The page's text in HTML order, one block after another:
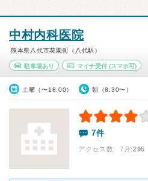
中村内科医院
熊本県八代市花園町（八代駅）
駐車場あり マイナ受付(スマホ可)
土曜（〜18:00） 朝（8:30〜）
7件
アクセス数 7月:295